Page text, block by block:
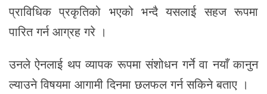
प्राविधिक प्रकृतिको भएको भन्दै यसलाई सहज रूपमा
पारित गर्न आग्रह गरे ।
उनले ऐनलाई थप व्यापक रूपमा संशोधन गर्ने वा नयाँ कानुन
ल्याउने विषयमा आगामी दिनमा छलफल गर्न सकिने बताए ।